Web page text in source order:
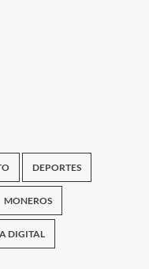
DEPORTES
MONEROS
DIGITAL